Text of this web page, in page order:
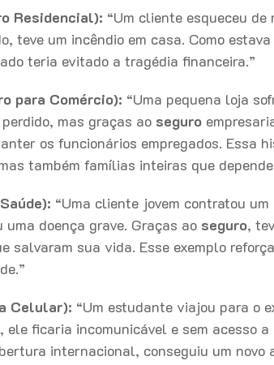
Residencial): “Um cliente esqueceu de
teve um incêndio em casa. Como
teria evitado a tragédia financeira.”
para Comércio): “Uma pequena loja
mas graças ao seguro
os funcionários empregados. Essa
também famílias inteiras que
“Uma cliente jovem contratou
doença grave. Graças ao seguro,
salvaram sua vida. Esse exemplo
Celular): “Um estudante viajou para o
ficaria incomunicável e sem acesso a
internacional, conseguiu um novo